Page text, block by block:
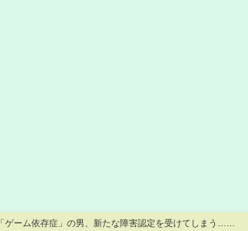
「ゲーム依存症」の男、新たな障害認定を受けてしまう…